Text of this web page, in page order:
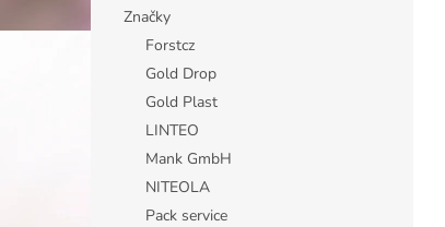
Značky
Forstcz
Gold Drop
Gold Plast
LINTEO
Mank GmbH
NITEOLA
Pack service